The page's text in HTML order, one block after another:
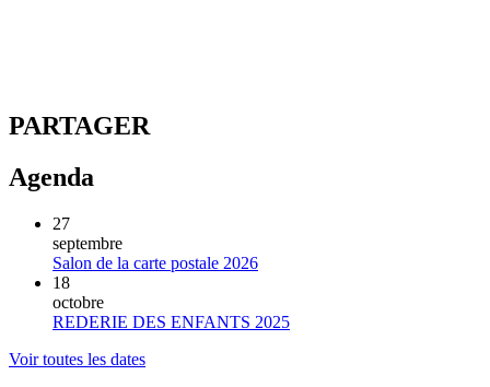
PARTAGER
Agenda
27
septembre
Salon de la carte postale 2026
18
octobre
REDERIE DES ENFANTS 2025
Voir toutes les dates